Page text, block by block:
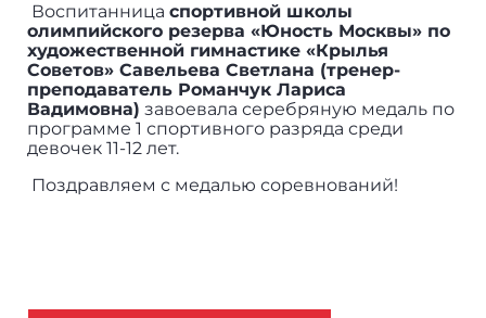
Воспитанница спортивной школы
олимпийского резерва «Юность Москвы» по
художественной гимнастике «Крылья
Советов» Савельева Светлана (тренер-
преподаватель Романчук Лариса
Вадимовна) завоевала серебряную медаль по
программе 1 спортивного разряда среди
девочек 11-12 лет.
Поздравляем с медалью соревнований!